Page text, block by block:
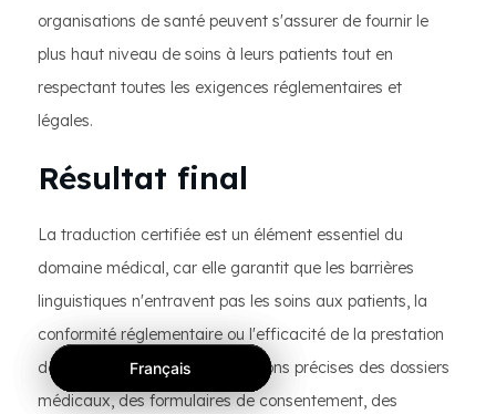
organisations de santé peuvent s'assurer de fournir le
plus haut niveau de soins à leurs patients tout en
respectant toutes les exigences réglementaires et
légales.
Résultat final
La traduction certifiée est un élément essentiel du
domaine médical, car elle garantit que les barrières
linguistiques n'entravent pas les soins aux patients, la
conformité réglementaire ou l'efficacité de la prestation
de soins de santé. Des traductions précises des dossiers
médicaux, des formulaires de consentement, des
Français
Français
Français